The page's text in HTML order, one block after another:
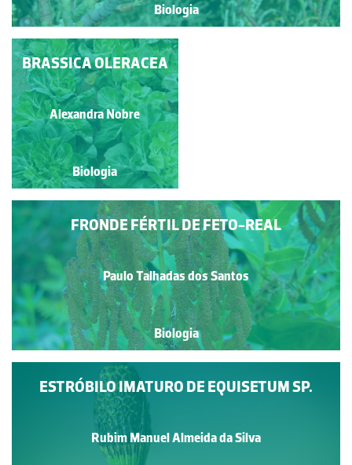
Biologia
ZIMBRO-RASTEIRO
Paulo Talhadas dos Santos
Biologia
FRONDE FÉRTIL DE FETO-REAL
Paulo Talhadas dos Santos
Biologia
ESTRÓBILO IMATURO DE EQUISETUM SP.
Rubim Manuel Almeida da Silva
BRASSICA OLERACEA
Alexandra Nobre
Biologia